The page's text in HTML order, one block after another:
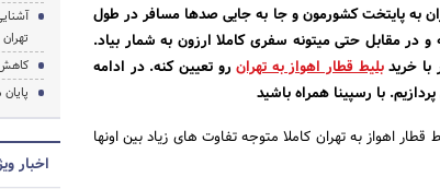
به پایتخت کشورمون و جا به جایی صدها مسافر در طول
در مقابل حتی میتونه سفری کاملا ارزون به شمار بیاد.
خریدبلیط قطار اهواز به تهرانرو تعیین کنه. در ادامه
با رسپینا همراه باشید
اهواز به تهران کاملا متوجه تفاوت های زیاد بین اونها
تهران
اخبار